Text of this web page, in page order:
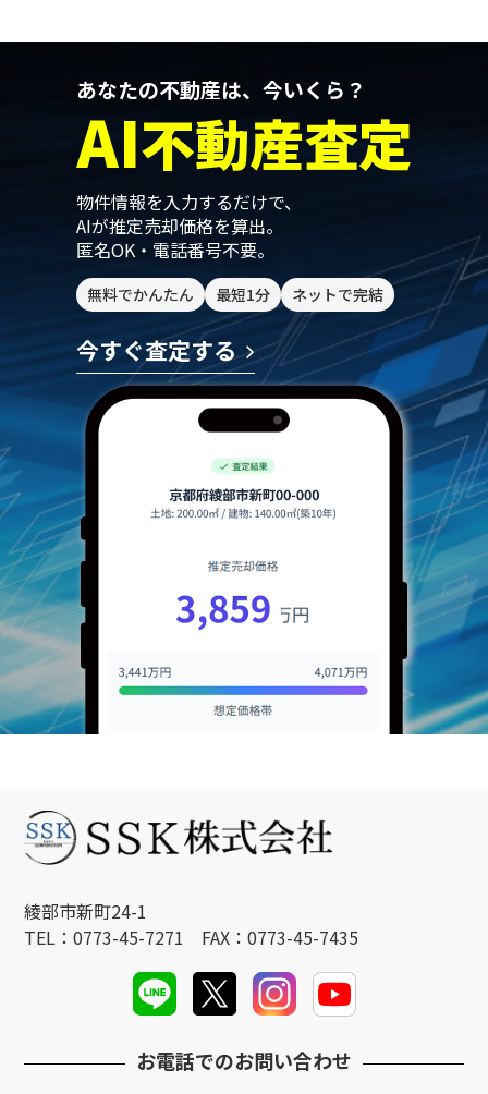
あなたの不動産は、今いくら？
AI不動産査定
物件情報を入力するだけで、
AIが推定売却価格を算出。
匿名OK・電話番号不要。
無料でかんたん 最短1分 ネットで完結
今すぐ査定する
綾部市新町24-1
TEL：0773-45-7271 FAX：0773-45-7435
お電話でのお問い合わせ